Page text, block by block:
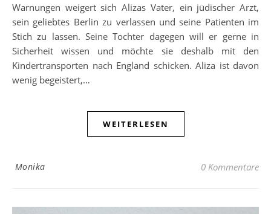
Warnungen weigert sich Alizas Vater, ein jüdischer Arzt,
sein geliebtes Berlin zu verlassen und seine Patienten im
Stich zu lassen. Seine Tochter dagegen will er gerne in
Sicherheit wissen und möchte sie deshalb mit den
Kindertransporten nach England schicken. Aliza ist davon
wenig begeistert,…
WEITERLESEN
Monika 0 Kommentare